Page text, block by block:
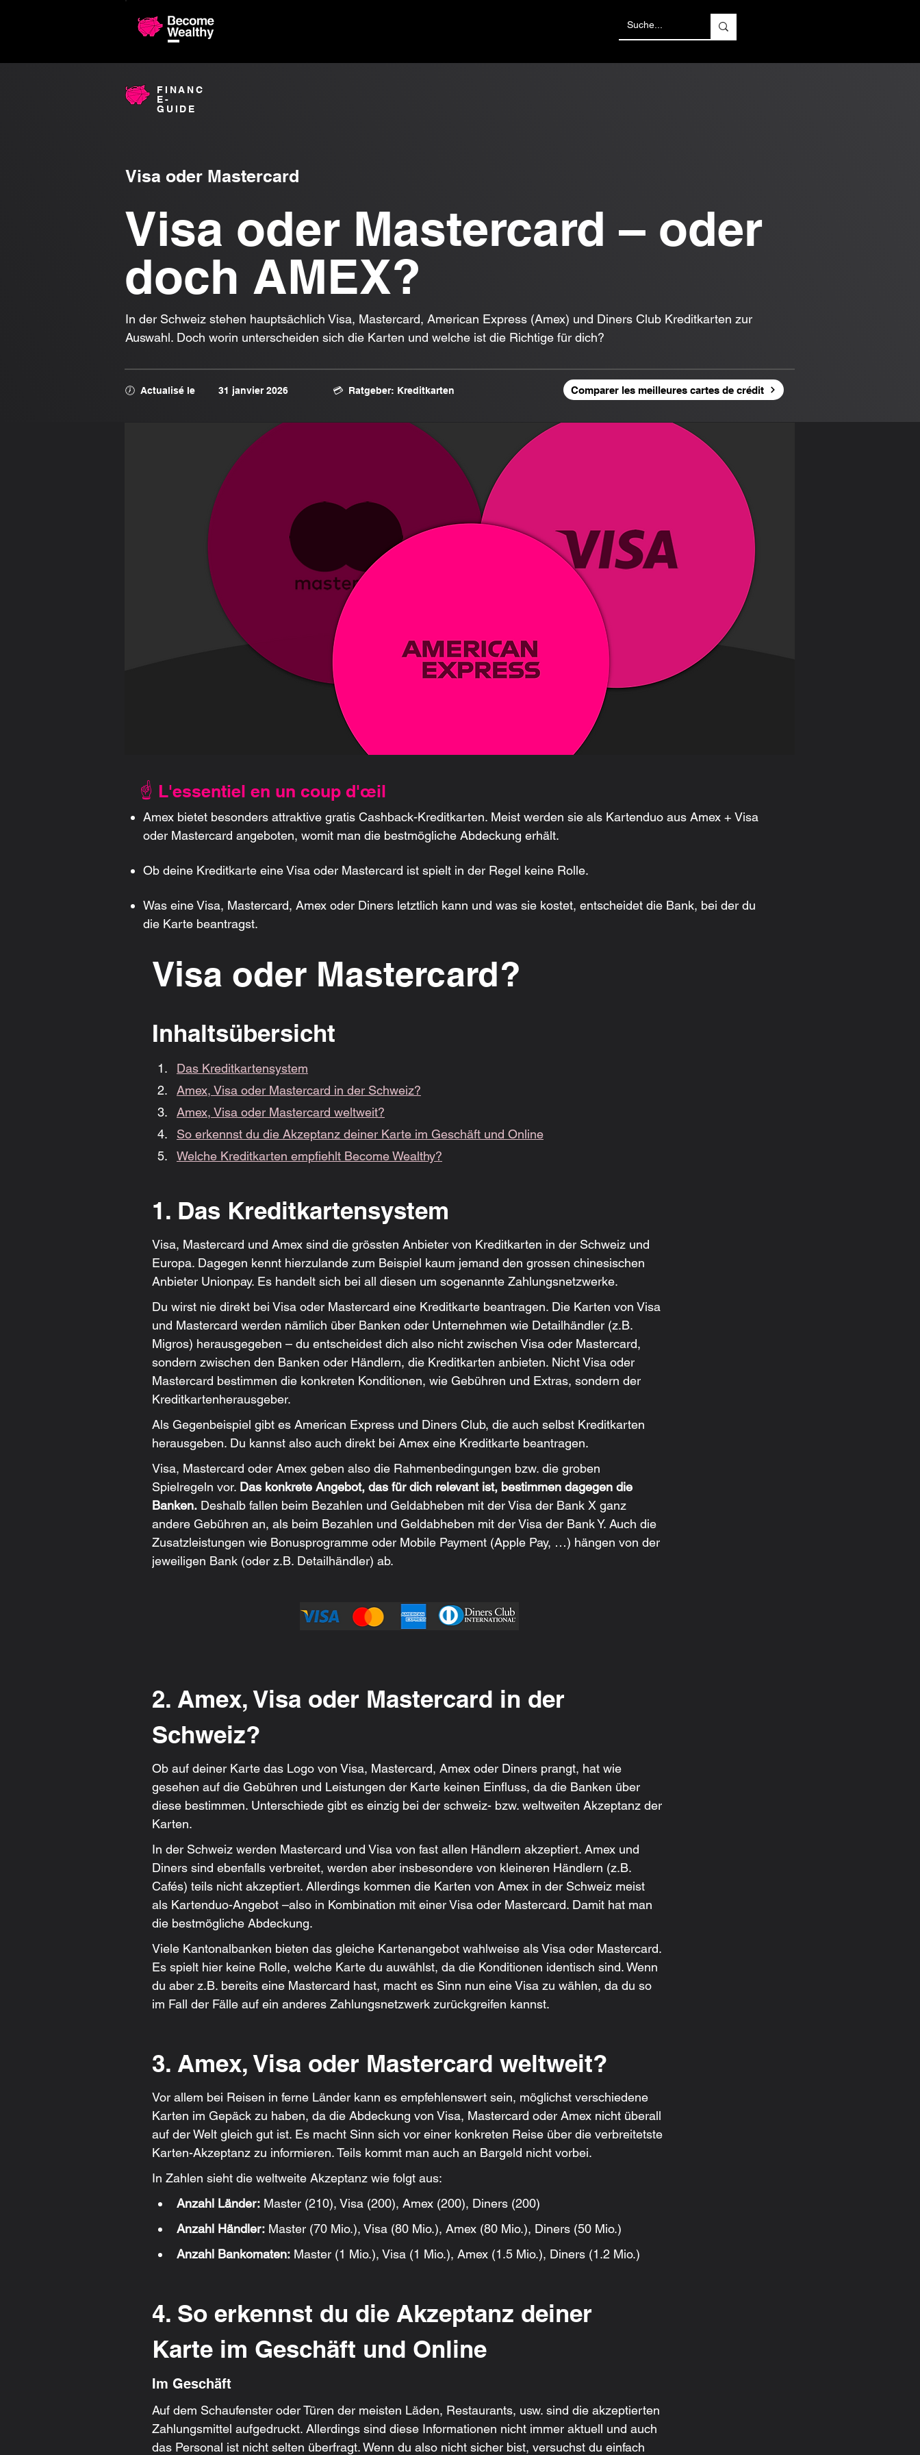
FINANC
E-
GUIDE
Visa oder Mastercard
Visa oder Mastercard – oder
doch AMEX?
In der Schweiz stehen hauptsächlich Visa, Mastercard, American Express (Amex) und Diners Club Kreditkarten zur
Auswahl. Doch worin unterscheiden sich die Karten und welche ist die Richtige für dich?
🕖 Actualisé le 💳 Ratgeber: Kreditkarten
31 janvier 2026 Comparer les meilleures cartes de crédit
☝️ L'essentiel en un coup d'œil
Amex bietet besonders attraktive gratis Cashback-Kreditkarten. Meist werden sie als Kartenduo aus Amex + Visa
oder Mastercard angeboten, womit man die bestmögliche Abdeckung erhält.
Ob deine Kreditkarte eine Visa oder Mastercard ist spielt in der Regel keine Rolle.
Was eine Visa, Mastercard, Amex oder Diners letztlich kann und was sie kostet, entscheidet die Bank, bei der du
die Karte beantragst.
Visa oder Mastercard?
Inhaltsübersicht
Das Kreditkartensystem
Amex, Visa oder Mastercard in der Schweiz?
Amex, Visa oder Mastercard weltweit?
So erkennst du die Akzeptanz deiner Karte im Geschäft und Online
Welche Kreditkarten empfiehlt Become Wealthy?
1. Das Kreditkartensystem
Visa, Mastercard und Amex sind die grössten Anbieter von Kreditkarten in der Schweiz und
Europa. Dagegen kennt hierzulande zum Beispiel kaum jemand den grossen chinesischen
Anbieter Unionpay. Es handelt sich bei all diesen um sogenannte Zahlungsnetzwerke.
Du wirst nie direkt bei Visa oder Mastercard eine Kreditkarte beantragen. Die Karten von Visa
und Mastercard werden nämlich über Banken oder Unternehmen wie Detailhändler (z.B.
Migros) herausgegeben – du entscheidest dich also nicht zwischen Visa oder Mastercard,
sondern zwischen den Banken oder Händlern, die Kreditkarten anbieten. Nicht Visa oder
Mastercard bestimmen die konkreten Konditionen, wie Gebühren und Extras, sondern der
Kreditkartenherausgeber.
Als Gegenbeispiel gibt es American Express und Diners Club, die auch selbst Kredit­karten
herausgeben. Du kannst also auch direkt bei Amex eine Kreditkarte beantragen.
Visa, Mastercard oder Amex geben also die Rahmenbedingungen bzw. die groben
Spielregeln vor. Das konkrete Angebot, das für dich relevant ist, bestimmen dagegen die
Banken. Deshalb fallen beim Bezahlen und Geldabheben mit der Visa der Bank X ganz
andere Gebühren an, als beim Bezahlen und Geldabheben mit der Visa der Bank Y. Auch die
Zusatzleistungen wie Bonusprogramme oder Mobile Payment (Apple Pay, …) hängen von der
jeweiligen Bank (oder z.B. Detailhändler) ab.
2. Amex, Visa oder Mastercard in der
Schweiz?
Ob auf deiner Karte das Logo von Visa, Mastercard, Amex oder Diners prangt, hat wie
gesehen auf die Gebühren und Leistungen der Karte keinen Einfluss, da die Banken über
diese bestimmen. Unterschiede gibt es einzig bei der schweiz- bzw. weltweiten Akzeptanz der
Karten.
In der Schweiz werden Mastercard und Visa von fast allen Händlern akzeptiert. Amex und
Diners sind ebenfalls verbreitet, werden aber insbesondere von kleineren Händlern (z.B.
Cafés) teils nicht akzeptiert. Allerdings kommen die Karten von Amex in der Schweiz meist
als Kartenduo-Angebot –also in Kombination mit einer Visa oder Mastercard. Damit hat man
die bestmögliche Abdeckung.
Viele Kantonalbanken bieten das gleiche Kartenangebot wahlweise als Visa oder Mastercard.
Es spielt hier keine Rolle, welche Karte du auwählst, da die Konditionen identisch sind. Wenn
du aber z.B. bereits eine Mastercard hast, macht es Sinn nun eine Visa zu wählen, da du so
im Fall der Fälle auf ein anderes Zahlungsnetzwerk zurückgreifen kannst.
3. Amex, Visa oder Mastercard weltweit?
Vor allem bei Reisen in ferne Länder kann es empfehlenswert sein, möglichst verschiedene
Karten im Gepäck zu haben, da die Abdeckung von Visa, Mastercard oder Amex nicht überall
auf der Welt gleich gut ist. Es macht Sinn sich vor einer konkreten Reise über die verbreitetste
Karten-Akzeptanz zu informieren. Teils kommt man auch an Bargeld nicht vorbei.
In Zahlen sieht die weltweite Akzeptanz wie folgt aus:
Anzahl Länder: Master (210), Visa (200), Amex (200), Diners (200)
Anzahl Händler: Master (70 Mio.), Visa (80 Mio.), Amex (80 Mio.), Diners (50 Mio.)
Anzahl Bankomaten: Master (1 Mio.), Visa (1 Mio.), Amex (1.5 Mio.), Diners (1.2 Mio.)
4. So erkennst du die Akzeptanz deiner
Karte im Geschäft und Online
Im Geschäft
Auf dem Schaufenster oder Türen der meisten Läden, Restaurants, usw. sind die akzeptierten
Zahlungsmittel aufgedruckt. Allerdings sind diese Informationen nicht immer aktuell und auch
das Personal ist nicht selten überfragt. Wenn du also nicht sicher bist, versuchst du einfach